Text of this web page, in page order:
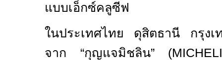
แบบเอ็กซ์คลูซีฟ
ในประเทศไทย ดุสิตธานี กรุงเ
จาก “กุญแจมิชลิน” (